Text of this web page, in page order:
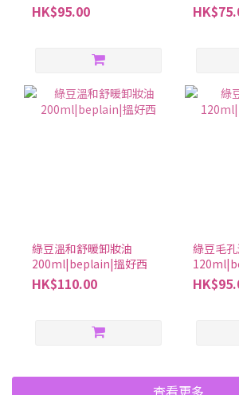
HK$95.00
綠豆溫和舒暖卸妝油
200ml|beplain|搵好西
HK$110.00
綠豆毛
查看更多